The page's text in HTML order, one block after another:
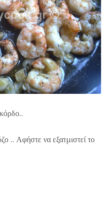
.. Αφήστε να εξατμιστεί το